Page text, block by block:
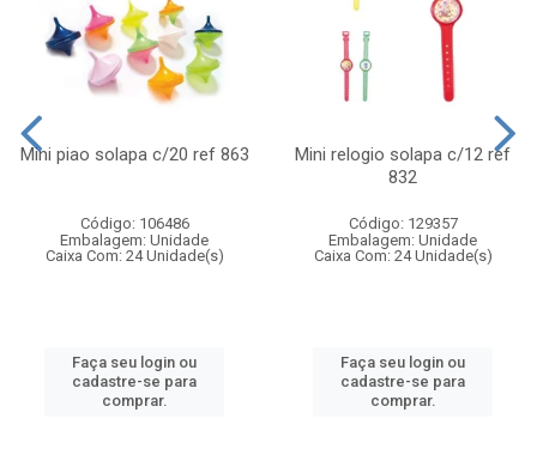
Mini piao solapa c/20 ref 863
Código: 106486
Embalagem: Unidade
Caixa Com: 24 Unidade(s)
Faça seu login ou
cadastre-se para
comprar.
Mini relogio solapa c/12 ref
832
Código: 129357
Embalagem: Unidade
Caixa Com: 24 Unidade(s)
Faça seu login ou
cadastre-se para
comprar.